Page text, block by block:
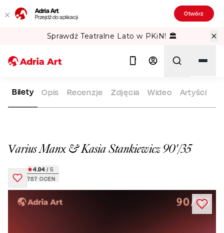
Adria Art
Przejdź do aplikacji Otwórz
Sprawdź Teatralne Lato w PKiN! 🏛️
ADRIA ART REPERTUAR VARIUS MANX & KASIA
Varius Manx & Kasia Stankiewicz 90'/35
787 OCEN
4.94 / 5
Bilety Opis Recenzje Zdjęcia Wideo Artyści